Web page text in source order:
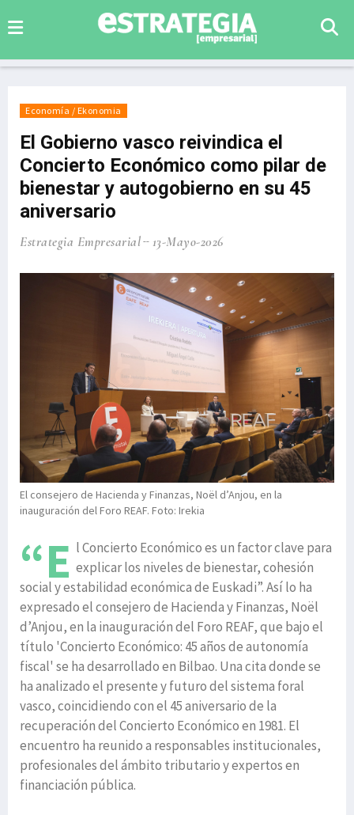
Economía / Ekonomia
El Gobierno vasco reivindica el
Concierto Económico como pilar de
bienestar y autogobierno en su 45
aniversario
Estrategia Empresarial 13-Mayo-2026
El consejero de Hacienda y Finanzas, Noël d’Anjou, en la
inauguración del Foro REAF. Foto: Irekia
“E l Concierto Económico es un factor clave para
explicar los niveles de bienestar, cohesión
social y estabilidad económica de Euskadi”. Así lo ha
expresado el consejero de Hacienda y Finanzas, Noël
d’Anjou, en la inauguración del Foro REAF, que bajo el
título 'Concierto Económico: 45 años de autonomía
fiscal' se ha desarrollado en Bilbao. Una cita donde se
ha analizado el presente y futuro del sistema foral
vasco, coincidiendo con el 45 aniversario de la
recuperación del Concierto Económico en 1981. El
encuentro ha reunido a responsables institucionales,
profesionales del ámbito tributario y expertos en
financiación pública.